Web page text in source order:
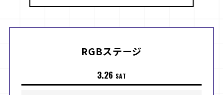
RGBステージ
3.26 SAT